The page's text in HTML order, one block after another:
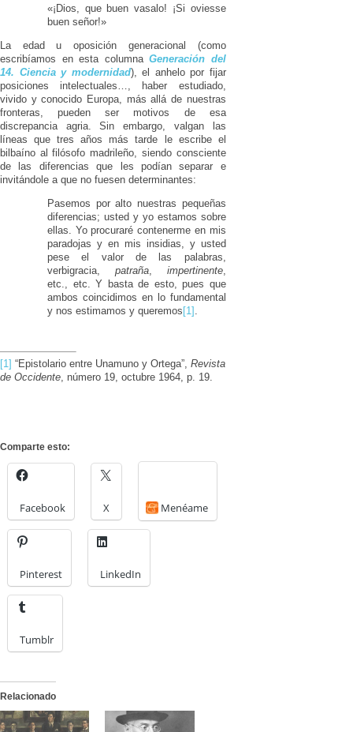
«¡Dios, que buen vasalo! ¡Si oviesse
buen señor!»
La edad u oposición generacional (como
escribíamos en esta columnaGeneración del
14. Ciencia y modernidad), el anhelo por fijar
posiciones intelectuales…, haber estudiado,
vivido y conocido Europa, más allá de nuestras
fronteras, pueden ser motivos de esa
discrepancia agria. Sin embargo, valgan las
líneas que tres años más tarde le escribe el
bilbaíno al filósofo madrileño, siendo consciente
de las diferencias que les podían separar e
invitándole a que no fuesen determinantes:
Pasemos por alto nuestras pequeñas
diferencias; usted y yo estamos sobre
ellas. Yo procuraré contenerme en mis
paradojas y en mis insidias, y usted
pese el valor de las palabras,
verbigracia, patraña, impertinente,
etc., etc. Y basta de esto, pues que
ambos coincidimos en lo fundamental
y nos estimamos y queremos [1]
[1] “Epistolario entre Unamuno y Ortega”, Revista
de Occidente, número 19, octubre 1964, p. 19.
Comparte esto:
Facebook X Menéame
Pinterest LinkedIn
Tumblr
Relacionado